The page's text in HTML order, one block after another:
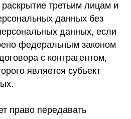
третьим лицам и
данных без
данных, если
федеральным законом
с контрагентом,
является субъект
право передавать